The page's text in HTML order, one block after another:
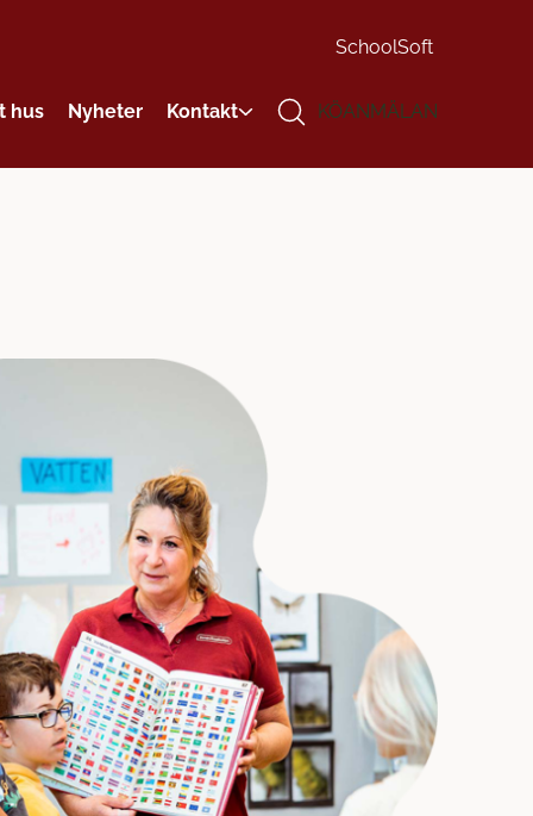
hus Nyheter Kontakt
SchoolSoft
KÖANMÄLAN